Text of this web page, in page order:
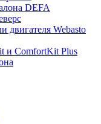
DEFA
двигателя Webasto
и ComfortKit Plus